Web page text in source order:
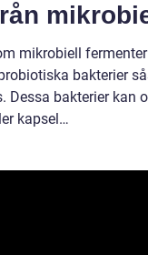
mikrobiell
bakterier
Dessa bakterier kan
kapsel…